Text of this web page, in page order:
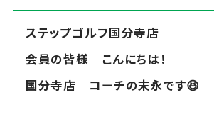
ステップゴルフ国分寺店
会員の皆様 こんにちは！
国分寺店 コーチの末永です😆